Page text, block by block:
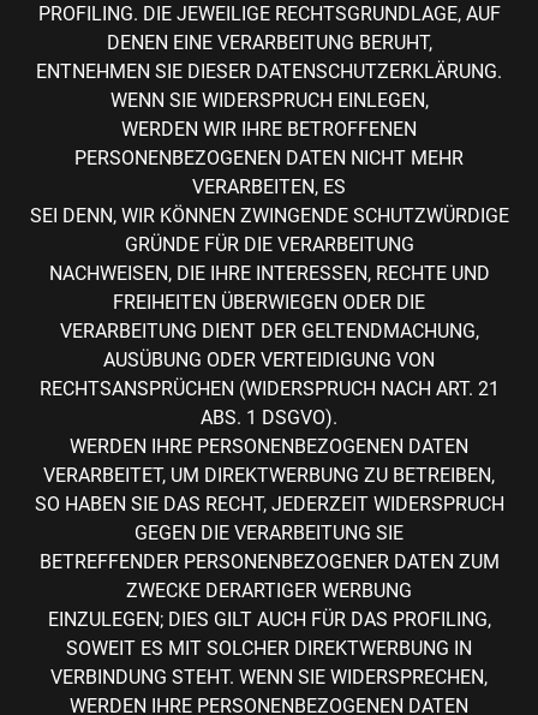
PROFILING. DIE JEWEILIGE RECHTSGRUNDLAGE, AUF
DENEN EINE VERARBEITUNG BERUHT,
ENTNEHMEN SIE DIESER DATENSCHUTZERKLÄRUNG.
WENN SIE WIDERSPRUCH EINLEGEN,
WERDEN WIR IHRE BETROFFENEN
PERSONENBEZOGENEN DATEN NICHT MEHR
VERARBEITEN, ES
SEI DENN, WIR KÖNNEN ZWINGENDE SCHUTZWÜRDIGE
GRÜNDE FÜR DIE VERARBEITUNG
NACHWEISEN, DIE IHRE INTERESSEN, RECHTE UND
FREIHEITEN ÜBERWIEGEN ODER DIE
VERARBEITUNG DIENT DER GELTENDMACHUNG,
AUSÜBUNG ODER VERTEIDIGUNG VON
RECHTSANSPRÜCHEN (WIDERSPRUCH NACH ART. 21
ABS. 1 DSGVO).
WERDEN IHRE PERSONENBEZOGENEN DATEN
VERARBEITET, UM DIREKTWERBUNG ZU BETREIBEN,
SO HABEN SIE DAS RECHT, JEDERZEIT WIDERSPRUCH
GEGEN DIE VERARBEITUNG SIE
BETREFFENDER PERSONENBEZOGENER DATEN ZUM
ZWECKE DERARTIGER WERBUNG
EINZULEGEN; DIES GILT AUCH FÜR DAS PROFILING,
SOWEIT ES MIT SOLCHER DIREKTWERBUNG IN
VERBINDUNG STEHT. WENN SIE WIDERSPRECHEN,
WERDEN IHRE PERSONENBEZOGENEN DATEN